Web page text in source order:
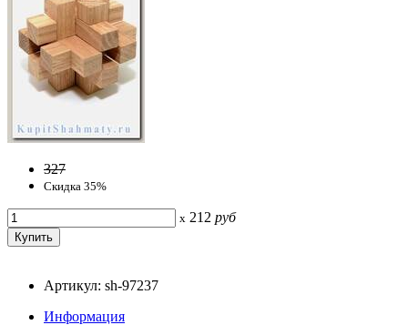
327
Скидка 35%
x 212 руб
Артикул: sh-97237
Информация